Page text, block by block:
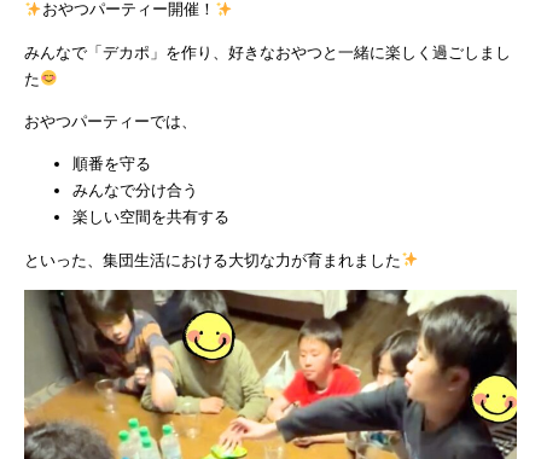
おやつパーティー開催！
みんなで「デカポ」を作り、好きなおやつと一緒に楽しく過ごしまし
た
おやつパーティーでは、
順番を守る
みんなで分け合う
楽しい空間を共有する
といった、集団生活における大切な力が育まれました